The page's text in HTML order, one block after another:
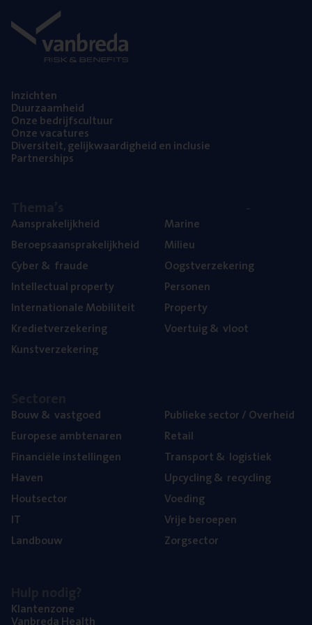
Inzich­ten
Duur­zaam­heid
Onze bedrijfs­cul­tuur
Onze vaca­tu­res
Diver­si­teit, gelijk­waar­dig­heid en inclusie
Part­ner­ships
Aan­spra­ke­lijk­heid
Beroeps­aan­spra­ke­lijk­heid
Cyber& fraude
Intel­lec­tu­al property
Inter­na­ti­o­na­le Mobiliteit
Kre­diet­ver­ze­ke­ring
Kunst­ver­ze­ke­ring
Mari­ne
Mili­eu
Oogst­ver­ze­ke­ring
Per­so­nen
Pro­per­ty
Voer­tuig& vloot
Bouw& vastgoed
Euro­pe­se ambtenaren
Finan­ci­ë­le instellingen
Haven
Hout­sec­tor
IT
Land­bouw
Publie­ke sec­tor / Overheid
Retail
Trans­port& logistiek
Upcy­cling& recycling
Voe­ding
Vrije beroe­pen
Zorg­sec­tor
Klan­ten­zo­ne
Van­b­re­da Health